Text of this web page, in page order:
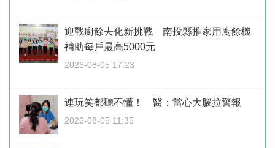
迎戰廚餘去化新挑戰 南投縣推家用廚餘機
補助每戶最高5000元
2026-08-05 17:23
連玩笑都聽不懂！ 醫：當心大腦拉警報
2026-08-05 11:35